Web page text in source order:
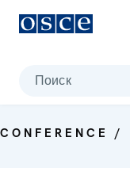
Поиск
CONFERENCE /